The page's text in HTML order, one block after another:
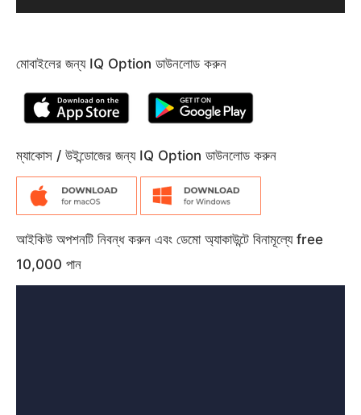
মোবাইলের জন্য IQ Option ডাউনলোড করুন
ম্যাকোস / উইন্ডোজের জন্য IQ Option ডাউনলোড করুন
আইকিউ অপশনটি নিবন্ধ করুন এবং ডেমো অ্যাকাউন্টে বিনামূল্যে free
10,000 পান